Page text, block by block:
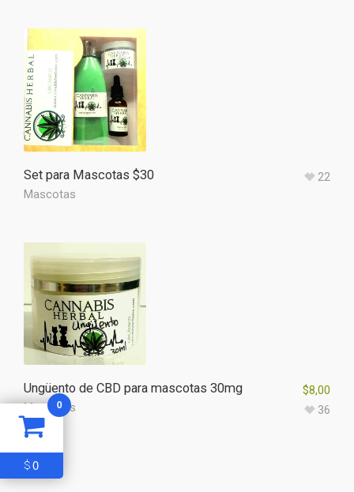
Set para Mascotas $30
Mascotas
22
Ungüento de CBD para mascotas 30mg
Mascotas
$8,00
36
0
$0